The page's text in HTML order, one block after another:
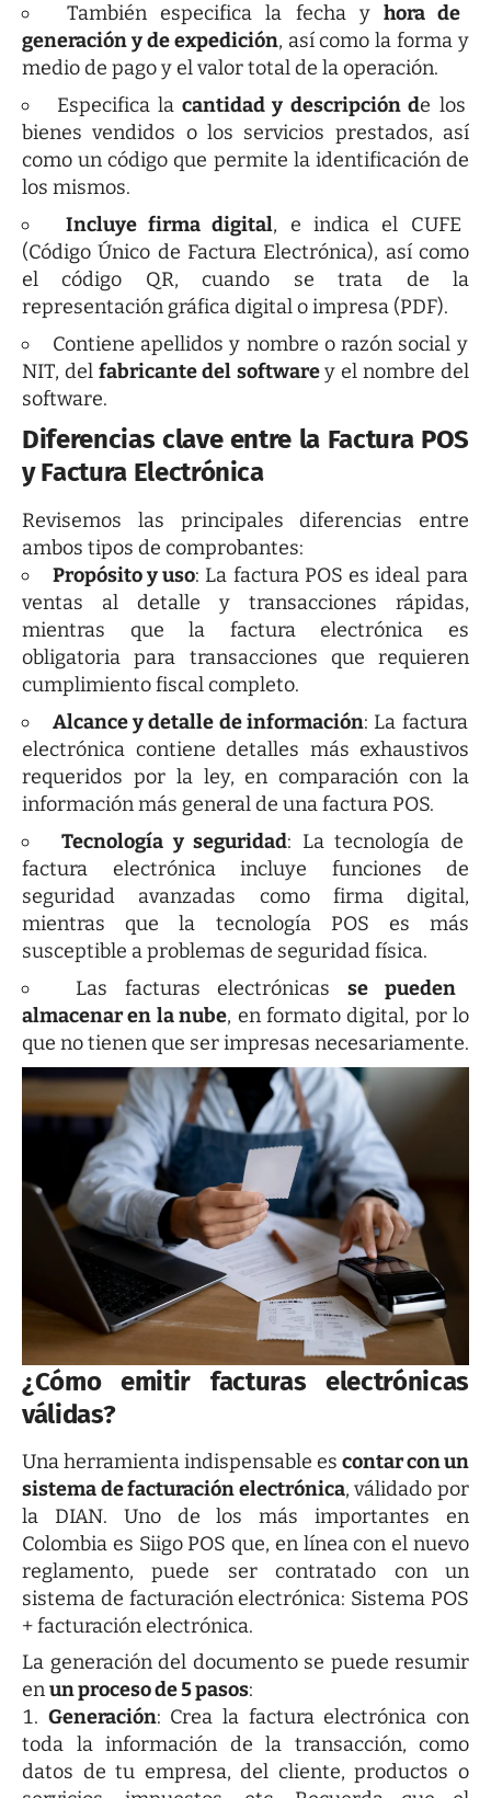
También especifica la fecha y hora de
generación y de expedición, así como la forma y
medio de pago y el valor total de la operación.
Especifica la cantidad y descripción de los
bienes vendidos o los servicios prestados, así
como un código que permite la identificación de
los mismos.
Incluye firma digital, e indica el CUFE
(Código Único de Factura Electrónica), así como
el código QR, cuando se trata de la
representación gráfica digital o impresa (PDF).
Contiene apellidos y nombre o razón social y
NIT, delfabricante del softwarey el nombre del
software.
Diferencias clave entre la Factura POS
y Factura Electrónica
Revisemos las principales diferencias entre
ambos tipos de comprobantes:
Propósito y uso: La factura POS es ideal para
ventas al detalle y transacciones rápidas,
mientras que la factura electrónica es
obligatoria para transacciones que requieren
cumplimiento fiscal completo.
Alcance y detalle de información: La factura
electrónica contiene detalles más exhaustivos
requeridos por la ley, en comparación con la
información más general de una factura POS.
Tecnología y seguridad: La tecnología de
factura electrónica incluye funciones de
seguridad avanzadas como firma digital,
mientras que la tecnología POS es más
susceptible a problemas de seguridad física.
Las facturas electrónicasse pueden
almacenar en la nube, en formato digital, por lo
que no tienen que ser impresas necesariamente.
¿Cómo emitir facturas electrónicas
válidas?
Una herramienta indispensable es contar con un
sistema de facturación electrónica, válidado por
la DIAN. Uno de los más importantes en
Colombia es Siigo POS que, en línea con el nuevo
reglamento, puede ser contratado con un
sistema de facturación electrónica: Sistema POS
+ facturación electrónica.
La generación del documento se puede resumir
enun proceso de 5 pasos:
Generación: Crea la factura electrónica con
toda la información de la transacción, como
datos de tu empresa, del cliente, productos o